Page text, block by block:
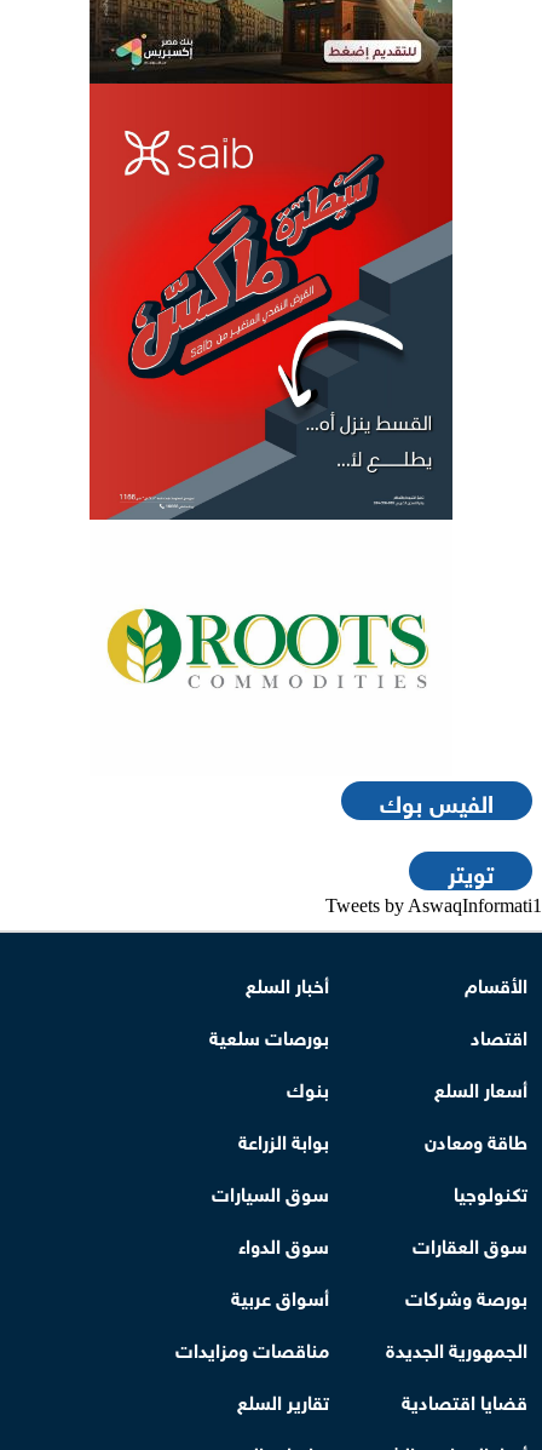
الفيس بوك
تويتر
Tweets by AswaqInformati1
الأقسام
أخبار السلع
اقتصاد
بورصات سلعية
أسعار السلع
بنوك
طاقة ومعادن
بوابة الزراعة
تكنولوجيا
سوق السيارات
سوق العقارات
سوق الدواء
بورصة وشركات
أسواق عربية
الجمهورية الجديدة
مناقصات ومزايدات
قضايا اقتصادية
تقارير السلع